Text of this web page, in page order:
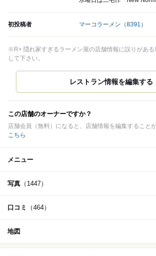
初投稿者 マーコラーメン （8391）
※R+ 隠れ家すぎるラーメン屋の店舗情報に誤りがある
して下さい。
この店舗のオーナーですか？
店舗会員（無料）になると、店舗情報を編集することが
こちら
メニュー
写真 （1447）
口コミ （464）
地図